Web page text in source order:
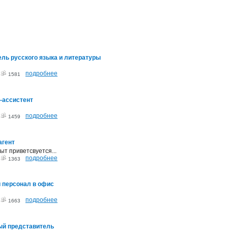
русского языка и литературы
1581 подробнее
ассистент
1459 подробнее
приветсвуется...
1363 подробнее
персонал в офис
1663 подробнее
представитель